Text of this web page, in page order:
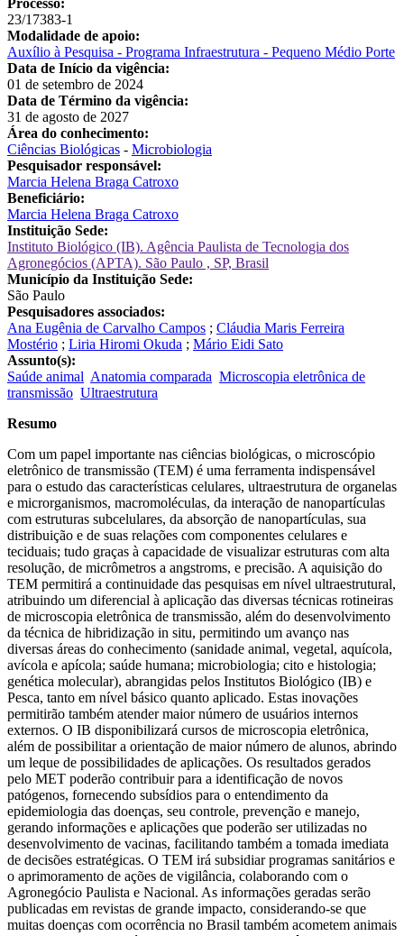
23/17383-1
Modalidade de apoio:
Auxílio à Pesquisa - Programa Infraestrutura - Pequeno Médio Porte
Data de Início da vigência:
01 de setembro de 2024
Data de Término da vigência:
31 de agosto de 2027
Área do conhecimento:
Ciências Biológicas - Microbiologia
Pesquisador responsável:
Marcia Helena Braga Catroxo
Beneficiário:
Marcia Helena Braga Catroxo
Instituição Sede:
Instituto Biológico (IB). Agência Paulista de Tecnologia dos
Agronegócios (APTA). São Paulo , SP, Brasil
Município da Instituição Sede:
São Paulo
Pesquisadores associados:
Ana Eugênia de Carvalho Campos ; Cláudia Maris Ferreira
Mostério ; Liria Hiromi Okuda ; Mário Eidi Sato
Assunto(s):
Saúde animal Anatomia comparada Microscopia eletrônica de
transmissão Ultraestrutura
Resumo
Com um papel importante nas ciências biológicas, o microscópio
eletrônico de transmissão (TEM) é uma ferramenta indispensável
para o estudo das características celulares, ultraestrutura de organelas
e microrganismos, macromoléculas, da interação de nanopartículas
com estruturas subcelulares, da absorção de nanopartículas, sua
distribuição e de suas relações com componentes celulares e
teciduais; tudo graças à capacidade de visualizar estruturas com alta
resolução, de micrômetros a angstroms, e precisão. A aquisição do
TEM permitirá a continuidade das pesquisas em nível ultraestrutural,
atribuindo um diferencial à aplicação das diversas técnicas rotineiras
de microscopia eletrônica de transmissão, além do desenvolvimento
da técnica de hibridização in situ, permitindo um avanço nas
diversas áreas do conhecimento (sanidade animal, vegetal, aquícola,
avícola e apícola; saúde humana; microbiologia; cito e histologia;
genética molecular), abrangidas pelos Institutos Biológico (IB) e
Pesca, tanto em nível básico quanto aplicado. Estas inovações
permitirão também atender maior número de usuários internos
externos. O IB disponibilizará cursos de microscopia eletrônica,
além de possibilitar a orientação de maior número de alunos, abrindo
um leque de possibilidades de aplicações. Os resultados gerados
pelo MET poderão contribuir para a identificação de novos
patógenos, fornecendo subsídios para o entendimento da
epidemiologia das doenças, seu controle, prevenção e manejo,
gerando informações e aplicações que poderão ser utilizadas no
desenvolvimento de vacinas, facilitando também a tomada imediata
de decisões estratégicas. O TEM irá subsidiar programas sanitários e
o aprimoramento de ações de vigilância, colaborando com o
Agronegócio Paulista e Nacional. As informações geradas serão
publicadas em revistas de grande impacto, considerando-se que
muitas doenças com ocorrência no Brasil também acometem animais